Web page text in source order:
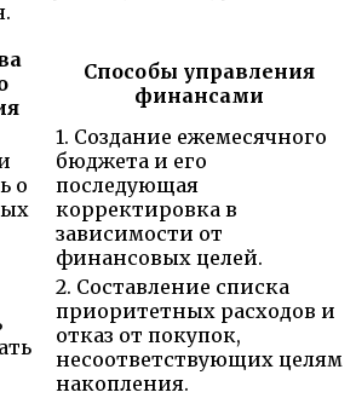
Способы управления
финансами
о
1. Создание ежемесячного
бюджета и его
последующая
корректировка в
зависимости от
финансовых целей.
2. Составление списка
приоритетных расходов и
отказ от покупок,
несоответствующих целям
накопления.